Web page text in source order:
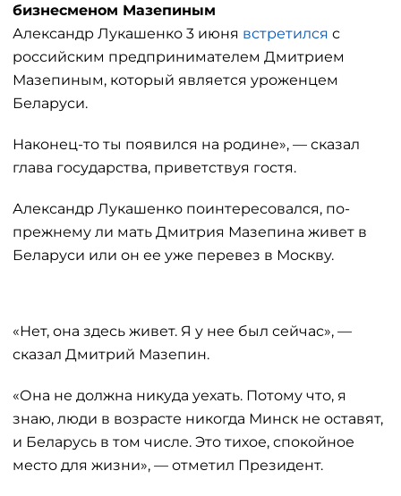
бизнесменом Мазепиным
Александр Лукашенко 3 июня встретился с
российским предпринимателем Дмитрием
Мазепиным, который является уроженцем
Беларуси.
Наконец-то ты появился на родине», — сказал
глава государства, приветствуя гостя.
Александр Лукашенко поинтересовался, по-
прежнему ли мать Дмитрия Мазепина живет в
Беларуси или он ее уже перевез в Москву.
«Нет, она здесь живет. Я у нее был сейчас», —
сказал Дмитрий Мазепин.
«Она не должна никуда уехать. Потому что, я
знаю, люди в возрасте никогда Минск не оставят,
и Беларусь в том числе. Это тихое, спокойное
место для жизни», — отметил Президент.